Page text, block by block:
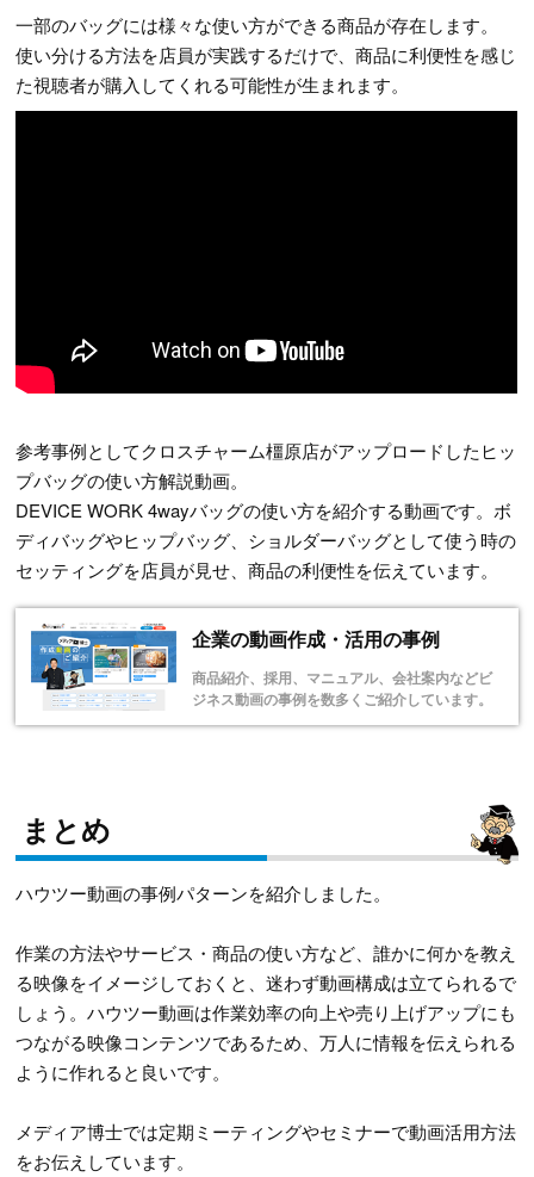
一部のバッグには様々な使い方ができる商品が存在します。
使い分ける方法を店員が実践するだけで、商品に利便性を感じ
た視聴者が購入してくれる可能性が生まれます。
参考事例としてクロスチャーム橿原店がアップロードしたヒッ
プバッグの使い方解説動画。
DEVICE WORK 4wayバッグの使い方を紹介する動画です。ボ
ディバッグやヒップバッグ、ショルダーバッグとして使う時の
セッティングを店員が見せ、商品の利便性を伝えています。
企業の動画作成・活用の事例
商品紹介、採用、マニュアル、会社案内などビ
ジネス動画の事例を数多くご紹介しています。
まとめ
ハウツー動画の事例パターンを紹介しました。
作業の方法やサービス・商品の使い方など、誰かに何かを教え
る映像をイメージしておくと、迷わず動画構成は立てられるで
しょう。ハウツー動画は作業効率の向上や売り上げアップにも
つながる映像コンテンツであるため、万人に情報を伝えられる
ように作れると良いです。
メディア博士では定期ミーティングやセミナーで動画活用方法
をお伝えしています。